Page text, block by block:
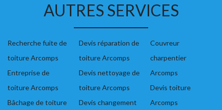
AUTRES SERVICES
Recherche fuite de
toiture Arcomps
Entreprise de
toiture Arcomps
Bâchage de toiture
Devis réparation de
toiture Arcomps
Devis nettoyage de
toiture Arcomps
Devis changement
Couvreur
charpentier
Arcomps
Devis toiture
Arcomps